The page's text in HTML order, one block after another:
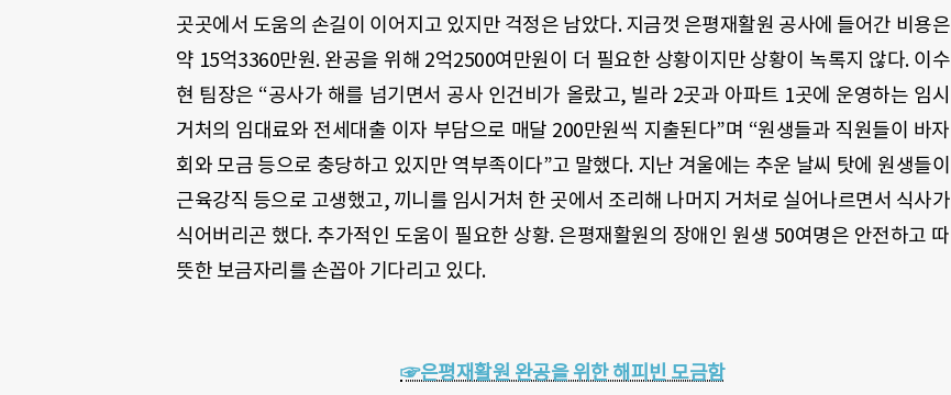
곳곳에서 도움의 손길이 이어지고 있지만 걱정은 남았다. 지금껏 은평재활원 공사에 들어간 비용은
약 15억3360만원. 완공을 위해 2억2500여만원이 더 필요한 상황이지만 상황이 녹록지 않다. 이수
현 팀장은 “공사가 해를 넘기면서 공사 인건비가 올랐고, 빌라 2곳과 아파트 1곳에 운영하는 임시
거처의 임대료와 전세대출 이자 부담으로 매달 200만원씩 지출된다”며 “원생들과 직원들이 바자
회와 모금 등으로 충당하고 있지만 역부족이다”고 말했다. 지난 겨울에는 추운 날씨 탓에 원생들이
근육강직 등으로 고생했고, 끼니를 임시거처 한 곳에서 조리해 나머지 거처로 실어나르면서 식사가
식어버리곤 했다. 추가적인 도움이 필요한 상황. 은평재활원의 장애인 원생 50여명은 안전하고 따
뜻한 보금자리를 손꼽아 기다리고 있다.
☞은평재활원 완공을 위한 해피빈 모금함